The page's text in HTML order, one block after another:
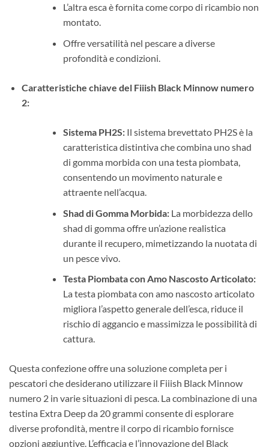
L’altra esca è fornita come corpo di ricambio non
montato.
Offre versatilità nel pescare a diverse
profondità e condizioni.
Caratteristiche chiave del Fiiish Black Minnow numero
2:
Sistema PH2S:Il sistema brevettato PH2S è la
caratteristica distintiva che combina uno shad
di gomma morbida con una testa piombata,
consentendo un movimento naturale e
attraente nell’acqua.
Shad di Gomma Morbida:La morbidezza dello
shad di gomma offre un’azione realistica
durante il recupero, mimetizzando la nuotata di
un pesce vivo.
Testa Piombata con Amo Nascosto Articolato:
La testa piombata con amo nascosto articolato
migliora l’aspetto generale dell’esca, riduce il
rischio di aggancio e massimizza le possibilità di
cattura.
Questa confezione offre una soluzione completa per i
pescatori che desiderano utilizzare il Fiiish Black Minnow
numero 2 in varie situazioni di pesca. La combinazione di una
testina Extra Deep da 20 grammi consente di esplorare
diverse profondità, mentre il corpo di ricambio fornisce
opzioni aggiuntive. L’efficacia e l’innovazione del Black